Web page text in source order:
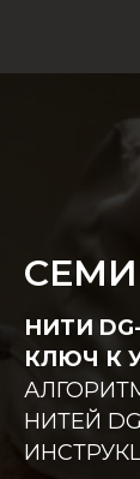
НИТИ
КЛЮЧ К
НИТЕЙ